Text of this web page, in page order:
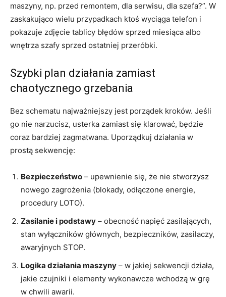
maszyny, np. przed remontem, dla serwisu, dla szefa?”. W
zaskakująco wielu przypadkach ktoś wyciąga telefon i
pokazuje zdjęcie tablicy błędów sprzed miesiąca albo
wnętrza szafy sprzed ostatniej przeróbki.
Szybki plan działania zamiast
chaotycznego grzebania
Bez schematu najważniejszy jest porządek kroków. Jeśli
go nie narzucisz, usterka zamiast się klarować, będzie
coraz bardziej zagmatwana. Uporządkuj działania w
prostą sekwencję:
Bezpieczeństwo – upewnienie się, że nie stworzysz
nowego zagrożenia (blokady, odłączone energie,
procedury LOTO).
Zasilanie i podstawy – obecność napięć zasilających,
stan wyłączników głównych, bezpieczników, zasilaczy,
awaryjnych STOP.
Logika działania maszyny – w jakiej sekwencji działa,
jakie czujniki i elementy wykonawcze wchodzą w grę
w chwili awarii.